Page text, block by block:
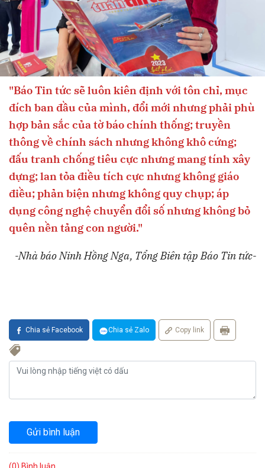
"Báo Tin tức sẽ luôn kiên định với tôn chỉ, mục
đích ban đầu của mình, đổi mới nhưng phải phù
hợp bản sắc của tờ báo chính thống; truyền
thông về chính sách nhưng không khô cứng;
đấu tranh chống tiêu cực nhưng mang tính xây
dựng; lan tỏa điều tích cực nhưng không giáo
điều; phản biện nhưng không quy chụp; áp
dụng công nghệ chuyển đổi số nhưng không bỏ
quên nền tảng con người."
-Nhà báo Ninh Hồng Nga, Tổng Biên tập Báo Tin tức-
Chia sẻ Facebook Chia sẻ Zalo Copy link
Gửi bình luận